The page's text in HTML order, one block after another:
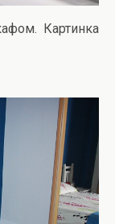
Картинка